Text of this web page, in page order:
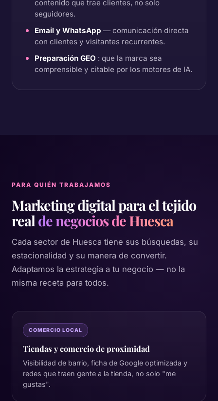
contenido que trae clientes, no solo
seguidores.
Email y WhatsApp — comunicación directa
con clientes y visitantes recurrentes.
Preparación GEO : que la marca sea
comprensible y citable por los motores de IA.
PARA QUIÉN TRABAJAMOS
Marketing digital para el tejido
real de negocios de Huesca
Cada sector de Huesca tiene sus búsquedas, su
estacionalidad y su manera de convertir.
Adaptamos la estrategia a tu negocio — no la
misma receta para todos.
COMERCIO LOCAL
Tiendas y comercio de proximidad
Visibilidad de barrio, ficha de Google optimizada y
redes que traen gente a la tienda, no solo "me
gustas".